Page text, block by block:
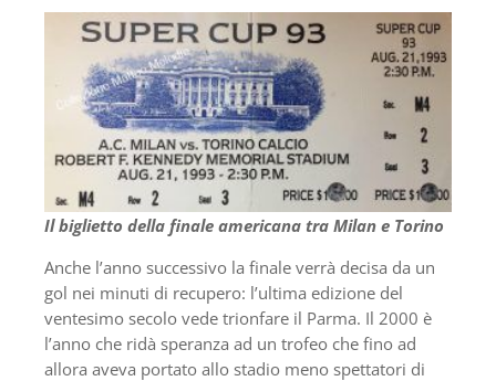
Il biglietto della finale americana tra Milan e Torino
Anche l’anno successivo la finale verrà decisa da un
gol nei minuti di recupero: l’ultima edizione del
ventesimo secolo vede trionfare il Parma. Il 2000 è
l’anno che ridà speranza ad un trofeo che fino ad
allora aveva portato allo stadio meno spettatori di